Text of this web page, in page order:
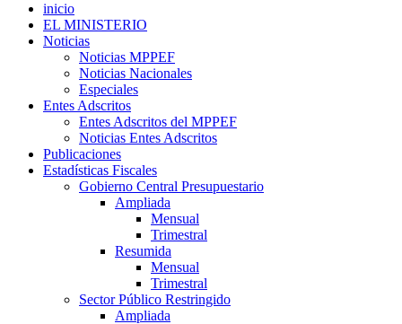
inicio
EL MINISTERIO
Noticias
Noticias MPPEF
Noticias Nacionales
Especiales
Entes Adscritos
Entes Adscritos del MPPEF
Noticias Entes Adscritos
Publicaciones
Estadísticas Fiscales
Gobierno Central Presupuestario
Ampliada
Mensual
Trimestral
Resumida
Mensual
Trimestral
Sector Público Restringido
Ampliada